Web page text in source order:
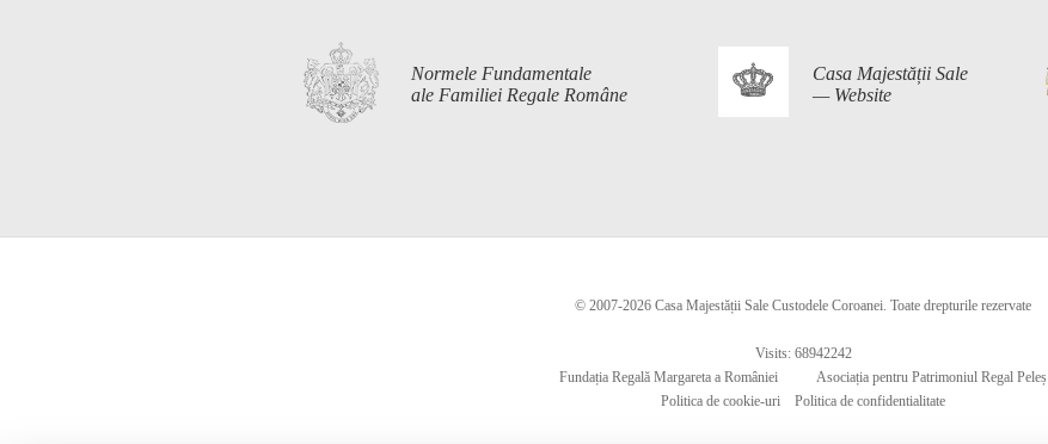
Normele Fundamentale
ale Familiei Regale Române
Casa Majestății Sale
— Website
© 2007-2026 Casa Majestății Sale Custodele Coroanei. Toate drepturile rezervate
Visits: 68942242
Fundația Regală Margareta a României
Asociația pentru Patrimoniul Regal Peleș
Politica de cookie-uri
Politica de confidentialitate